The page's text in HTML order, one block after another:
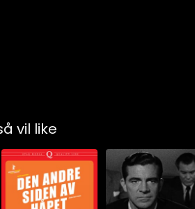
vil like